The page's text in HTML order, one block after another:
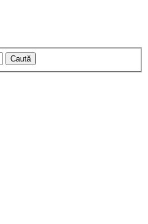
Caută